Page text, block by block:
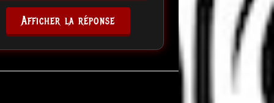
Afficher la réponse